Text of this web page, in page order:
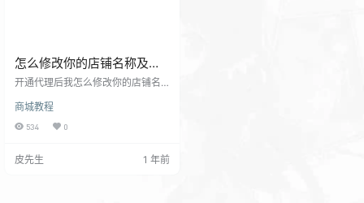
怎么修改你的店铺名称及地
址？
开通代理后我怎么修改你的店铺名
的】进入会员中心继续下滑 点击店
铺设置找到红框的部位做出相应的
下有公众号的上传一下公众号的二
商城教程
534 0
皮先生 1 年前